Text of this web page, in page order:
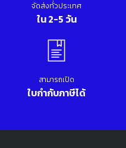
จัดส่งทั่วประเทศ
ใน 2-5 วัน
สามารถเปิด
ใบกำกับภาษีได้